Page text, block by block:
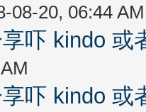
08-20, 06:44 AM
吓 kindo 或
吓 kindo 或